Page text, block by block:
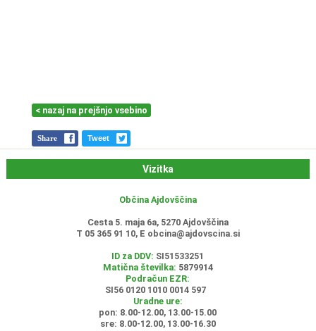
< nazaj na prejšnjo vsebino
Share Tweet
Vizitka
Občina Ajdovščina
Cesta 5. maja 6a, 5270 Ajdovščina
T 05 365 91 10, E obcina@ajdovscina.si
ID za DDV: SI51533251
Matična številka: 5879914
Podračun EZR:
SI56 0120 1010 0014 597
Uradne ure:
pon: 8.00-12.00, 13.00-15.00
sre: 8.00-12.00, 13.00-16.30